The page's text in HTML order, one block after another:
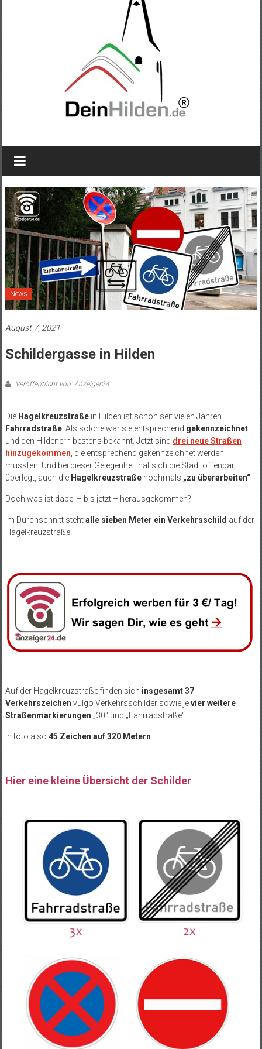
News
August 7, 2021
Schildergasse in Hilden
Veröffentlicht von: Anzeiger24
Die Hagelkreuzstraßein Hilden ist schon seit vielen Jahren
Fahrradstraße. Als solche war sie entsprechend gekennzeichnet
und den Hildenern bestens bekannt. Jetzt sind drei neue Straßen
hinzugekommen , die entsprechend gekennzeichnet werden
mussten. Und bei dieser Gelegenheit hat sich die Stadt offenbar
überlegt, auch die Hagelkreuzstraßenochmals „zu überarbeiten“.
Doch was ist dabei – bis jetzt – herausgekommen?
Im Durchschnitt stehtalle sieben Meter ein Verkehrsschild auf der
Hagelkreuzstraße!
Auf der Hagelkreuzstraße finden sich insgesamt 37
Verkehrszeichen vulgo Verkehrsschilder sowie jevier weitere
Straßenmarkierungen „30“ und „Fahrradstraße“.
In toto also 45 Zeichen auf 320 Metern
Hier eine kleine Übersicht der Schilder